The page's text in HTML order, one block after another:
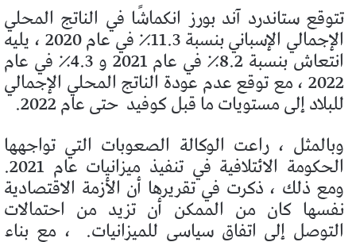
تتوقع ستاندرد آند بورز انكماشًا في الناتج المحلي
الإجمالي الإسباني بنسبة 11.3٪ في عام 2020 ، يليه
انتعاش بنسبة 8.2٪ في عام 2021 و 4.3٪ في عام
2022 ، مع توقع عدم عودة الناتج المحلي الإجمالي
للبلاد إلى مستويات ما قبل كوفيد حتى عام 2022.
وبالمثل ، راعت الوكالة الصعوبات التي تواجهها
الحكومة الائتلافية في تنفيذ ميزانيات عام 2021.
ومع ذلك ، ذكرت في تقريرها أن الأزمة الاقتصادية
نفسها كان من الممكن أن تزيد من احتمالات
التوصل إلى اتفاق سياسي للميزانيات. ، مع بناء